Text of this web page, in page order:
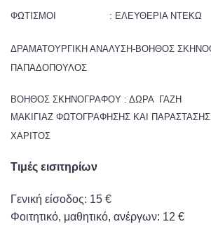
ΦΩΤΙΣΜΟΙ : ΕΛΕΥΘΕΡΙΑ ΝΤΕΚΩ
ΔΡΑΜΑΤΟΥΡΓΙΚΗ ΑΝΑΛΥΣΗ-ΒΟΗΘΟΣ
ΠΑΠΑΔΟΠΟΥΛΟΣ
ΒΟΗΘΟΣ ΣΚΗΝΟΓΡΑΦΟΥ : ΔΩΡΑ ΓΑΖΗ
ΜΑΚΙΓΙΑΖ ΦΩΤΟΓΡΑΦΗΣΗΣ ΚΑΙ
ΧΑΡΙΤΟΣ
Τιμές εισιτηρίων
Γενική είσοδος: 15 €
Φοιτητικό, μαθητικό, ανέργων: 12 €